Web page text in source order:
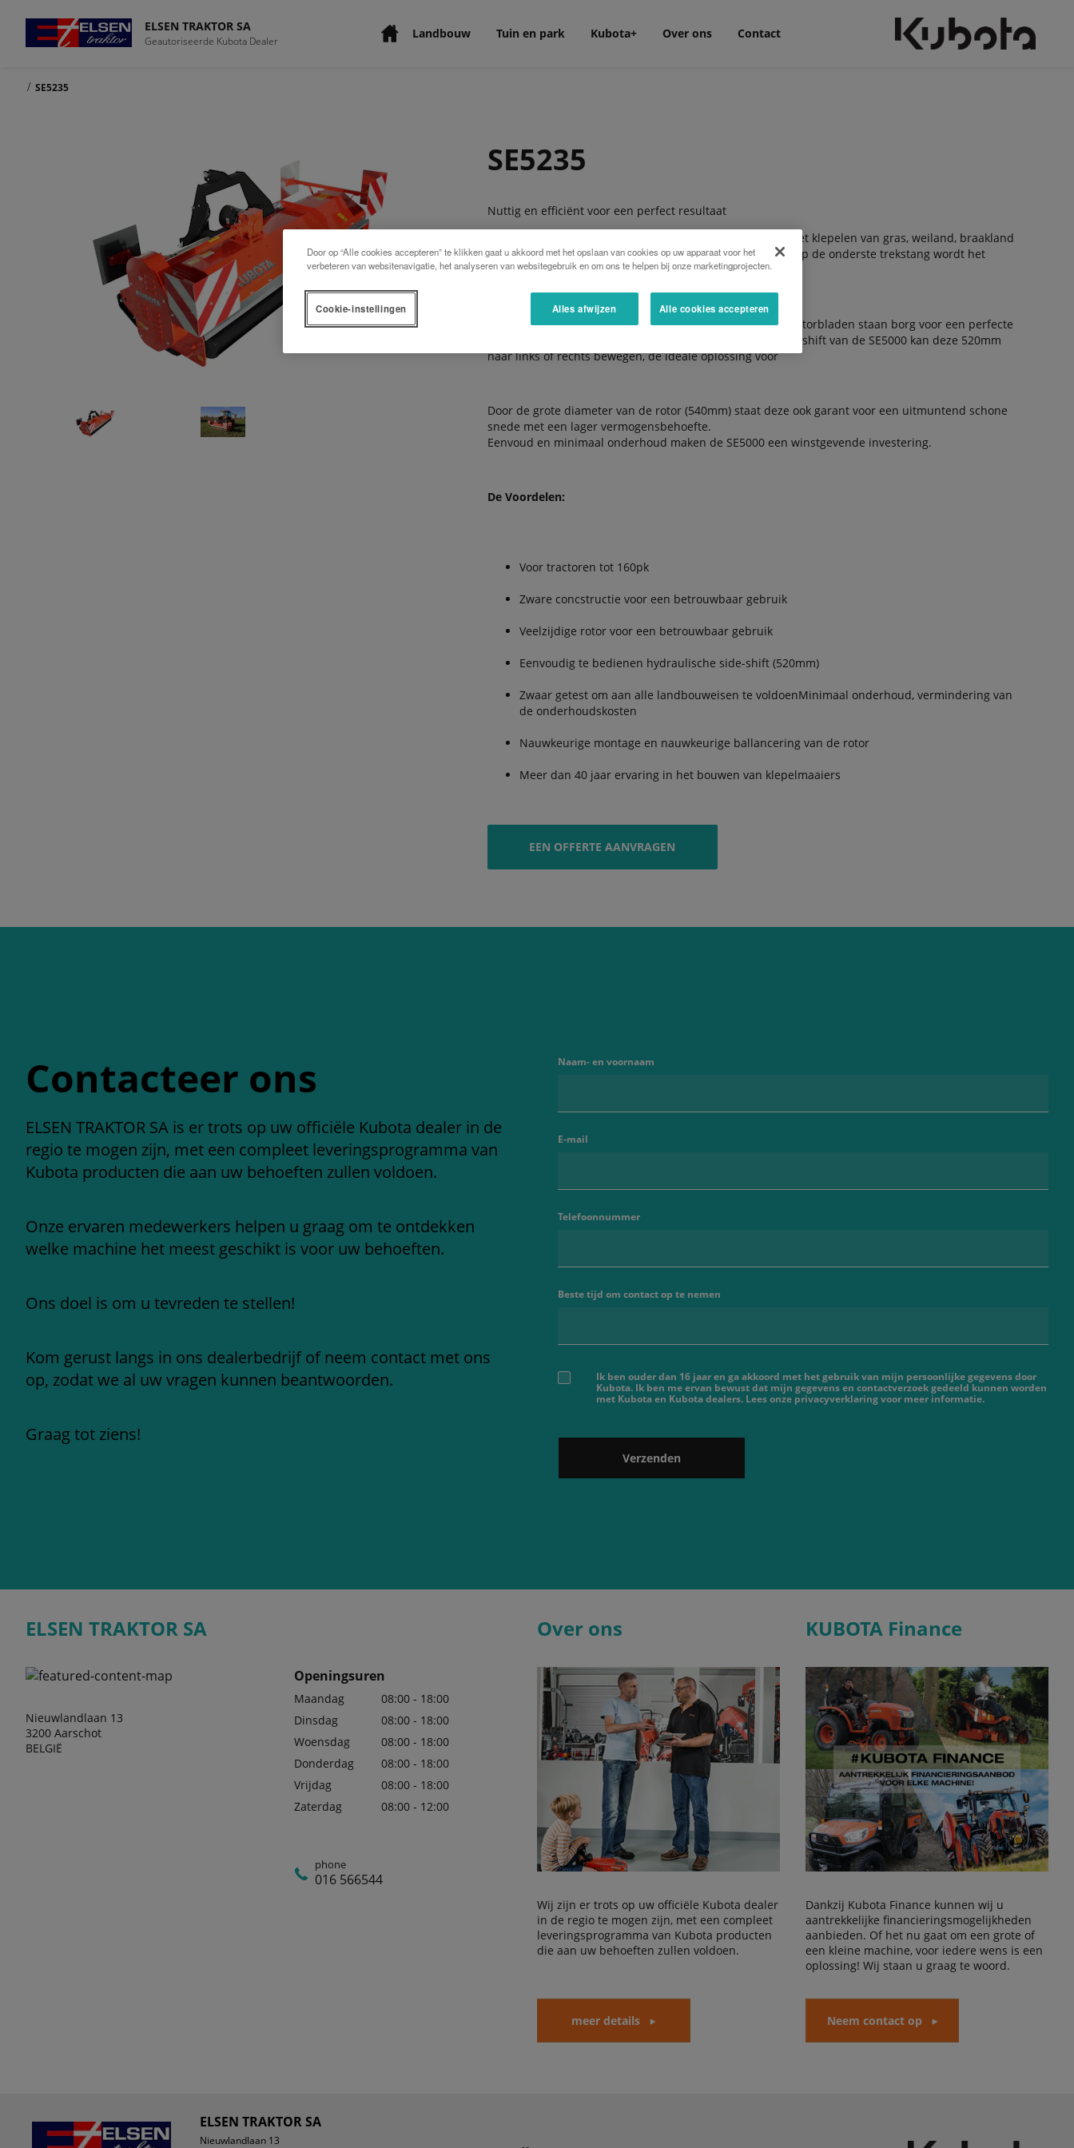
ELSEN TRAKTOR SA
Geautoriseerde Kubota Dealer Landbouw Tuin en park Kubota+ Over ons Contact
/ SE5235
SE5235
Nuttig en efficiënt voor een perfect resultaat
De Kubota SE5000 is een multifunctionele machine voor het klepelen van gras, weiland, braakland
en gewasstoppels. Door middel van een side-shift (optie) op de onderste trekstang wordt het
mogelijk om randen goed af te werken.
Slagmessen of universele Y-turbomessen met korte ventilatorbladen staan borg voor een perfecte
versnipper kwaliteit in alle omstandigheden. Door de side-shift van de SE5000 kan deze 520mm
naar links of rechts bewegen, de ideale oplossing voor
Door de grote diameter van de rotor (540mm) staat deze ook garant voor een uitmuntend schone
snede met een lager vermogensbehoefte.
Eenvoud en minimaal onderhoud maken de SE5000 een winstgevende investering.
De Voordelen:
Voor tractoren tot 160pk
Zware concstructie voor een betrouwbaar gebruik
Veelzijdige rotor voor een betrouwbaar gebruik
Eenvoudig te bedienen hydraulische side-shift (520mm)
Zwaar getest om aan alle landbouweisen te voldoenMinimaal onderhoud, vermindering van
de onderhoudskosten
Nauwkeurige montage en nauwkeurige ballancering van de rotor
Meer dan 40 jaar ervaring in het bouwen van klepelmaaiers
EEN OFFERTE AANVRAGEN
Contacteer ons
ELSEN TRAKTOR SA is er trots op uw officiële Kubota dealer in de
regio te mogen zijn, met een compleet leveringsprogramma van
Kubota producten die aan uw behoeften zullen voldoen.
Onze ervaren medewerkers helpen u graag om te ontdekken
welke machine het meest geschikt is voor uw behoeften.
Ons doel is om u tevreden te stellen!
Kom gerust langs in ons dealerbedrijf of neem contact met ons
op, zodat we al uw vragen kunnen beantwoorden.
Graag tot ziens!
Naam- en voornaam
E-mail
Telefoonnummer
Beste tijd om contact op te nemen
Ik ben ouder dan 16 jaar en ga akkoord met het gebruik van mijn persoonlijke gegevens door
Kubota. Ik ben me ervan bewust dat mijn gegevens en contactverzoek gedeeld kunnen worden
met Kubota en Kubota dealers. Lees onze privacyverklaring voor meer informatie.
Verzenden
ELSEN TRAKTOR SA
Nieuwlandlaan 13
3200 Aarschot
BELGIË
Openingsuren
Maandag
08:00 - 18:00
Dinsdag
08:00 - 18:00
Woensdag
08:00 - 18:00
Donderdag
08:00 - 18:00
Vrijdag
08:00 - 18:00
Zaterdag
08:00 - 12:00
phone
016 566544
Over ons
Wij zijn er trots op uw officiële Kubota dealer
in de regio te mogen zijn, met een compleet
leveringsprogramma van Kubota producten
die aan uw behoeften zullen voldoen.
meer details
KUBOTA Finance
Dankzij Kubota Finance kunnen wij u
aantrekkelijke financieringsmogelijkheden
aanbieden. Of het nu gaat om een grote of
een kleine machine, voor iedere wens is een
oplossing! Wij staan u graag te woord.
Neem contact op
ELSEN TRAKTOR SA
Nieuwlandlaan 13
Door op “Alle cookies accepteren” te klikken gaat u akkoord met het opslaan van cookies op uw apparaat voor het
verbeteren van websitenavigatie, het analyseren van websitegebruik en om ons te helpen bij onze marketingprojecten.
Alles afwijzen Alle cookies accepteren
Cookie-instellingen